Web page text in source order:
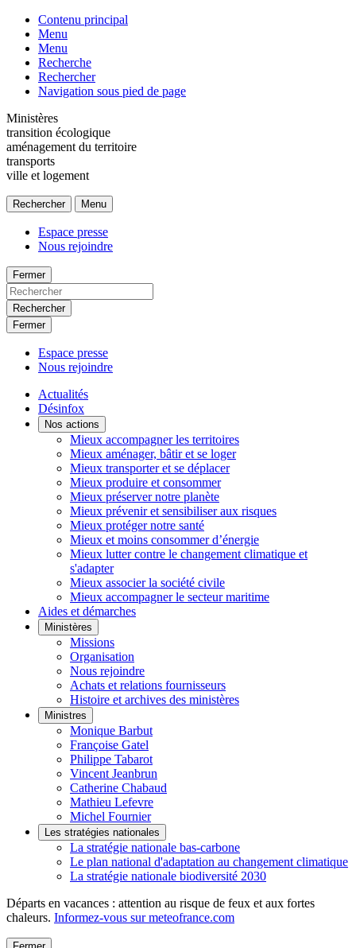
Contenu principal
Menu
Menu
Recherche
Rechercher
Navigation sous pied de page
Ministères
transition écologique
aménagement du territoire
transports
ville et logement
Rechercher Menu
Espace presse
Nous rejoindre
Fermer
Rechercher
Fermer
Espace presse
Nous rejoindre
Actualités
Désinfox
Nos actions
Mieux accompagner les territoires
Mieux aménager, bâtir et se loger
Mieux transporter et se déplacer
Mieux produire et consommer
Mieux préserver notre planète
Mieux prévenir et sensibiliser aux risques
Mieux protéger notre santé
Mieux et moins consommer d’énergie
Mieux lutter contre le changement climatique et
s'adapter
Mieux associer la société civile
Mieux accompagner le secteur maritime
Aides et démarches
Ministères
Missions
Organisation
Nous rejoindre
Achats et relations fournisseurs
Histoire et archives des ministères
Ministres
Monique Barbut
Françoise Gatel
Philippe Tabarot
Vincent Jeanbrun
Catherine Chabaud
Mathieu Lefevre
Michel Fournier
Les stratégies nationales
La stratégie nationale bas-carbone
Le plan national d'adaptation au changement climatique
La stratégie nationale biodiversité 2030
Départs en vacances : attention au risque de feux et aux fortes
chaleurs. Informez-vous sur meteofrance.com